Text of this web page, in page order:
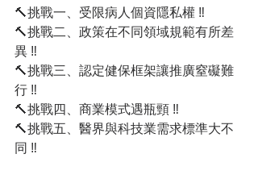
🔨挑戰一、受限病人個資隱私權 ‼️
🔨挑戰二、政策在不同領域規範有所差
異 ‼️
🔨挑戰三、認定健保框架讓推廣窒礙難
行 ‼️
🔨挑戰四、商業模式遇瓶頸 ‼️
🔨挑戰五、醫界與科技業需求標準大不
同 ‼️